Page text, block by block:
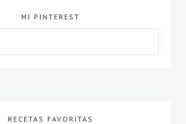
MI PINTEREST
RECETAS FAVORITAS